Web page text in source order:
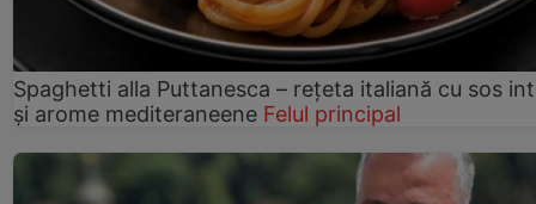
Spaghetti alla Puttanesca – rețeta italiană cu sos
și arome mediteraneene Felul principal